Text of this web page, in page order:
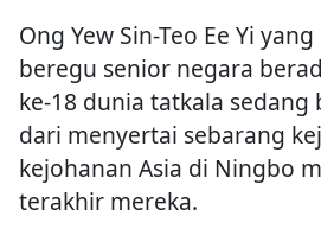
Ong Yew Sin-Teo Ee Yi
beregu senior negara
ke-18 dunia tatkala sedang
dari menyertai sebarang
kejohanan Asia di Ningbo
terakhir mereka.